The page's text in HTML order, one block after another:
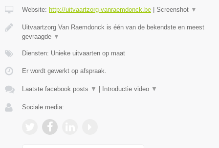
Website: http://uitvaartzorg-vanraemdonck.be Screenshot ▼
Uitvaartzorg Van Raemdonck is één van de bekendste en meest
gevraagde ▼
Diensten: Unieke uitvaarten op maat
Er wordt gewerkt op afspraak.
Laatste facebook posts ▼ Introductie video ▼
Sociale media: